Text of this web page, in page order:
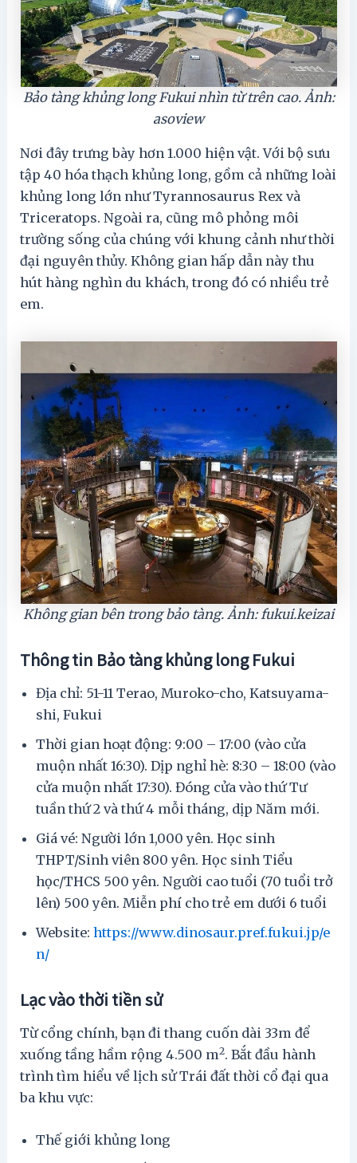
Bảo tàng khủng long Fukui nhìn từ trên cao. Ảnh:
asoview
Nơi đây trưng bày hơn 1.000 hiện vật. Với bộ sưu
tập 40 hóa thạch khủng long, gồm cả những loài
khủng long lớn như Tyrannosaurus Rex và
Triceratops. Ngoài ra, cũng mô phỏng môi
trường sống của chúng với khung cảnh như thời
đại nguyên thủy. Không gian hấp dẫn này thu
hút hàng nghìn du khách, trong đó có nhiều trẻ
em.
Không gian bên trong bảo tàng. Ảnh: fukui.keizai
Thông tin Bảo tàng khủng long Fukui
Địa chỉ: 51-11 Terao, Muroko-cho, Katsuyama-
shi, Fukui
Thời gian hoạt động: 9:00 – 17:00 (vào cửa
muộn nhất 16:30). Dịp nghỉ hè: 8:30 – 18:00 (vào
cửa muộn nhất 17:30). Đóng cửa vào thứ Tư
tuần thứ 2 và thứ 4 mỗi tháng, dịp Năm mới.
Giá vé: Người lớn 1,000 yên. Học sinh
THPT/Sinh viên 800 yên. Học sinh Tiểu
học/THCS 500 yên. Người cao tuổi (70 tuổi trở
lên) 500 yên. Miễn phí cho trẻ em dưới 6 tuổi
Website:https://www.dinosaur.pref.fukui.jp/e
n/
Lạc vào thời tiền sử
Từ cổng chính, bạn đi thang cuốn dài 33m để
xuống tầng hầm rộng 4.500 m2. Bắt đầu hành
trình tìm hiểu về lịch sử Trái đất thời cổ đại qua
ba khu vực:
Thế giới khủng long